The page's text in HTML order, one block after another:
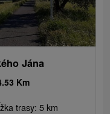
Jána
Km
trasy: 5 km